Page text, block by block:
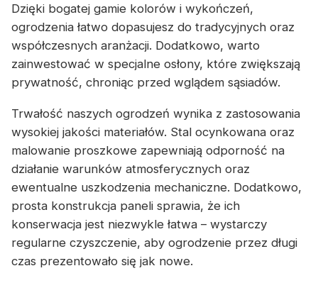
Dzięki bogatej gamie kolorów i wykończeń,
ogrodzenia łatwo dopasujesz do tradycyjnych oraz
współczesnych aranżacji. Dodatkowo, warto
zainwestować w specjalne osłony, które zwiększają
prywatność, chroniąc przed wglądem sąsiadów.
Trwałość naszych ogrodzeń wynika z zastosowania
wysokiej jakości materiałów. Stal ocynkowana oraz
malowanie proszkowe zapewniają odporność na
działanie warunków atmosferycznych oraz
ewentualne uszkodzenia mechaniczne. Dodatkowo,
prosta konstrukcja paneli sprawia, że ich
konserwacja jest niezwykle łatwa – wystarczy
regularne czyszczenie, aby ogrodzenie przez długi
czas prezentowało się jak nowe.